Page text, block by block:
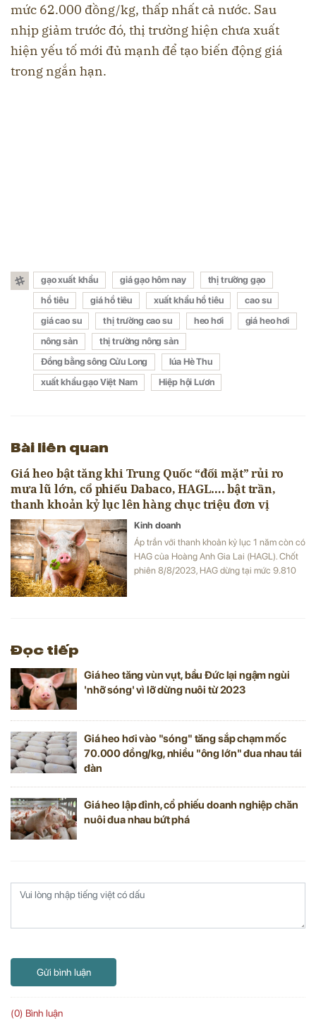
mức 62.000 đồng/kg, thấp nhất cả nước. Sau
nhịp giảm trước đó, thị trường hiện chưa xuất
hiện yếu tố mới đủ mạnh để tạo biến động giá
trong ngắn hạn.
gạo xuất khẩu giá gạo hôm nay
thị trường gạo
hồ tiêu
giá hồ tiêu xuất khẩu hồ tiêu
cao su
giá cao su
thị trường cao su heo hơi
giá heo hơi
nông sản
thị trường nông sản
Đồng bằng sông Cửu Long
lúa Hè Thu
xuất khẩu gạo Việt Nam
Hiệp hội Lươn
Bài liên quan
Giá heo bật tăng khi Trung Quốc “đối mặt” rủi ro
mưa lũ lớn, cổ phiếu Dabaco, HAGL…. bật trần,
thanh khoản kỷ lục lên hàng chục triệu đơn vị
Kinh doanh
Áp trần với thanh khoản kỷ lục 1 năm còn có
HAG của Hoàng Anh Gia Lai (HAGL). Chốt
phiên 8/8/2023, HAG dừng tại mức 9.810
Đọc tiếp
Giá heo tăng vùn vụt, bầu Đức lại ngậm ngùi
'nhỡ sóng' vì lỡ dừng nuôi từ 2023
Giá heo hơi vào "sóng" tăng sắp chạm mốc
70.000 đồng/kg, nhiều "ông lớn" đua nhau tái
đàn
Giá heo lập đỉnh, cổ phiếu doanh nghiệp chăn
nuôi đua nhau bứt phá
Gửi bình luận
(0) Bình luận